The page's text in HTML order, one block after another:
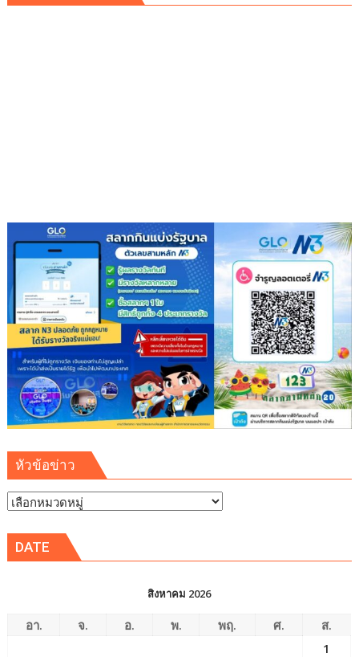
ทอด
หัวข้อข่าว
หัวข้อ
DATE
สิงหาคม 2026
อา. จ. อ. พ. พฤ. ศ.
ส.
1